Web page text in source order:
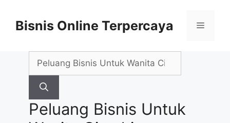
contentBisnis Online Terpercaya Menu
Search
Peluang Bisnis Untuk